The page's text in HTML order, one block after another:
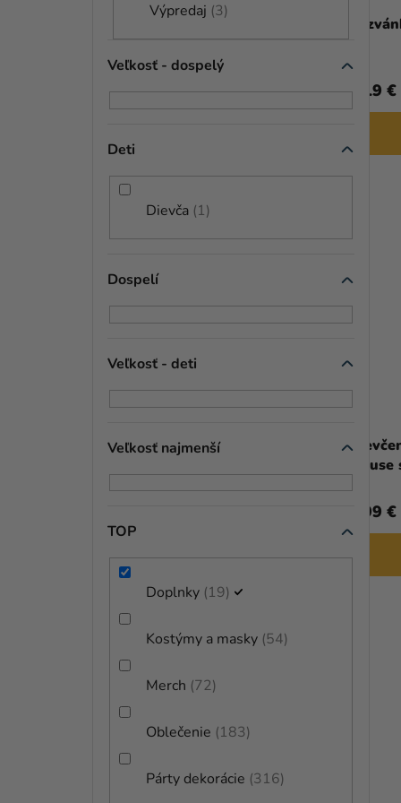
Výpredaj 3
Veľkosť - dospelý
Deti
Dievča 1
Dospelí
Veľkosť - deti
Veľkosť najmenší
TOP
Doplnky 19
Kostýmy a masky 54
Merch 72
Oblečenie 183
Párty dekorácie 316
U
K
T
O
V
Obrus - Nádherné koníky 120 x
180 cm
4,69 € 4,19 €
Detská parochňa - Elsa
DO KOŠÍKA
5,99 €